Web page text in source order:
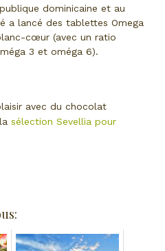
dominicaine et au
a lancé des tablettes Omega
cœur (avec un ratio
3 et oméga 6).
avec du chocolat
sélection Sevellia pour